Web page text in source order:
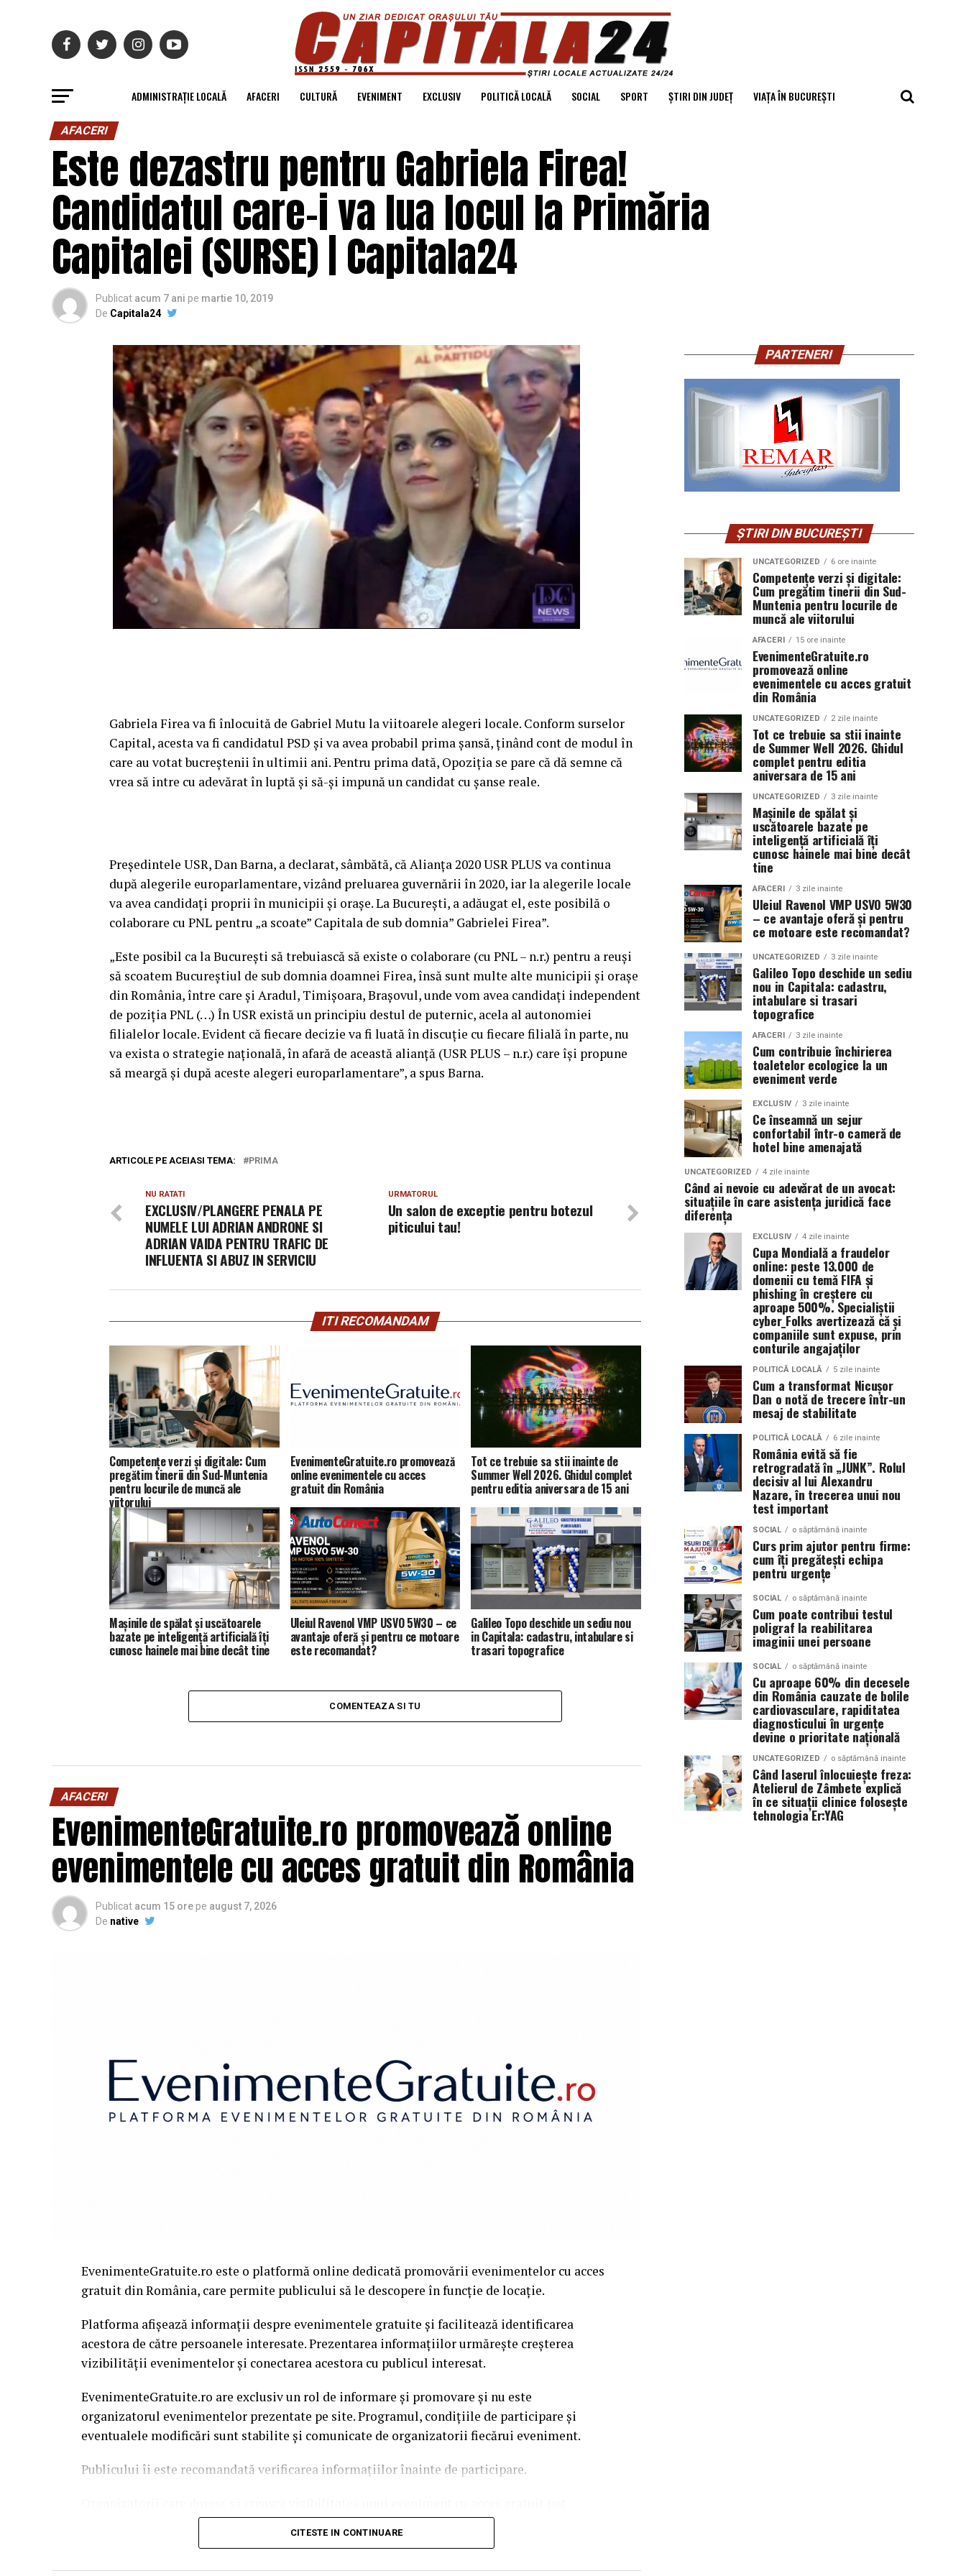
ADMINISTRAȚIE LOCALĂ AFACERI CULTURĂ EVENIMENT EXCLUSIV POLITICĂ LOCALĂ SOCIAL SPORT ȘTIRI DIN JUDEȚ VIAȚA ÎN BUCUREȘTI
AFACERI
Este dezastru pentru Gabriela Firea!
Candidatul care-i va lua locul la Primăria
Capitalei (SURSE) | Capitala24
Publicat acum 7 ani pe martie 10, 2019
De Capitala24
Gabriela Firea va fi înlocuită de Gabriel Mutu la viitoarele alegeri locale. Conform surselor
Capital, acesta va fi candidatul PSD și va avea probabil prima șansă, ținând cont de modul în
care au votat bucreștenii în ultimii ani. Pentru prima dată, Opoziția se pare că dă semne că
vrea să intre cu adevărat în luptă și să-și impună un candidat cu șanse reale.
Preşedintele USR, Dan Barna, a declarat, sâmbătă, că Alianţa 2020 USR PLUS va continua
după alegerile europarlamentare, vizând preluarea guvernării în 2020, iar la alegerile locale
va avea candidaţi proprii în municipii şi oraşe. La Bucureşti, a adăugat el, este posibilă o
colaborare cu PNL pentru „a scoate” Capitala de sub domnia” Gabrielei Firea”.
„Este posibil ca la Bucureşti să trebuiască să existe o colaborare (cu PNL – n.r.) pentru a reuşi
să scoatem Bucureştiul de sub domnia doamnei Firea, însă sunt multe alte municipii şi oraşe
din România, între care şi Aradul, Timişoara, Braşovul, unde vom avea candidaţi independent
de poziţia PNL (…) În USR există un principiu destul de puternic, acela al autonomiei
filialelor locale. Evident că fiecare decizie va fi luată în discuţie cu fiecare filială în parte, nu
va exista o strategie naţională, în afară de această alianţă (USR PLUS – n.r.) care îşi propune
să meargă şi după aceste alegeri europarlamentare”, a spus Barna.
ARTICOLE PE ACEIASI TEMA: PRIMA
URMATORUL
Un salon de exceptie pentru botezul
piticului tau!
NU RATATI
EXCLUSIV/PLANGERE PENALA PE
NUMELE LUI ADRIAN ANDRONE SI
ADRIAN VAIDA PENTRU TRAFIC DE
INFLUENTA SI ABUZ IN SERVICIU
ITI RECOMANDAM
Competențe verzi și digitale: Cum
pregătim tinerii din Sud-Muntenia
pentru locurile de muncă ale
viitorului
EvenimenteGratuite.ro promovează
online evenimentele cu acces
gratuit din România
Tot ce trebuie sa stii inainte de
Summer Well 2026. Ghidul complet
pentru editia aniversara de 15 ani
Mașinile de spălat și uscătoarele
bazate pe inteligență artificială îți
cunosc hainele mai bine decât tine
Uleiul Ravenol VMP USVO 5W30 – ce
avantaje oferă și pentru ce motoare
este recomandat?
Galileo Topo deschide un sediu nou
in Capitala: cadastru, intabulare si
trasari topografice
COMENTEAZA SI TU
AFACERI
EvenimenteGratuite.ro promovează online
evenimentele cu acces gratuit din România
Publicat acum 15 ore pe august 7, 2026
De native
EvenimenteGratuite.ro este o platformă online dedicată promovării evenimentelor cu acces
gratuit din România, care permite publicului să le descopere în funcție de locație.
Platforma afișează informații despre evenimentele gratuite și facilitează identificarea
acestora de către persoanele interesate. Prezentarea informațiilor urmărește creșterea
vizibilității evenimentelor și conectarea acestora cu publicul interesat.
EvenimenteGratuite.ro are exclusiv un rol de informare și promovare și nu este
organizatorul evenimentelor prezentate pe site. Programul, condițiile de participare și
eventualele modificări sunt stabilite și comunicate de organizatorii fiecărui eveniment.
Publicului îi este recomandată verificarea informațiilor înainte de participare.
solicita o ofertă de promovare din partea echipei EvenimenteGratuite.ro. Adresa de contact
CITESTE IN CONTINUARE
PARTENERI
ȘTIRI DIN BUCUREȘTI
UNCATEGORIZED 6 ore inainte
Competențe verzi și digitale:
Cum pregătim tinerii din Sud-
Muntenia pentru locurile de
muncă ale viitorului
AFACERI 15 ore inainte
EvenimenteGratuite.ro
promovează online
evenimentele cu acces gratuit
din România
UNCATEGORIZED 2 zile inainte
Tot ce trebuie sa stii inainte
de Summer Well 2026. Ghidul
complet pentru editia
aniversara de 15 ani
UNCATEGORIZED 3 zile inainte
Mașinile de spălat și
uscătoarele bazate pe
inteligență artificială îți
cunosc hainele mai bine decât
tine
AFACERI 3 zile inainte
Uleiul Ravenol VMP USVO 5W30
– ce avantaje oferă și pentru
ce motoare este recomandat?
UNCATEGORIZED 3 zile inainte
Galileo Topo deschide un sediu
nou in Capitala: cadastru,
intabulare si trasari
topografice
AFACERI 3 zile inainte
Cum contribuie închirierea
toaletelor ecologice la un
eveniment verde
EXCLUSIV 3 zile inainte
Ce înseamnă un sejur
confortabil într-o cameră de
hotel bine amenajată
UNCATEGORIZED 4 zile inainte
Când ai nevoie cu adevărat de un avocat:
situațiile în care asistența juridică face
diferența
EXCLUSIV 4 zile inainte
Cupa Mondială a fraudelor
online: peste 13.000 de
domenii cu temă FIFA și
phishing în creștere cu
aproape 500%. Specialiștii
cyber_Folks avertizează că și
companiile sunt expuse, prin
conturile angajaților
POLITICĂ LOCALĂ 5 zile inainte
Cum a transformat Nicușor
Dan o notă de trecere într-un
mesaj de stabilitate
POLITICĂ LOCALĂ 6 zile inainte
România evită să fie
retrogradată în „JUNK”. Rolul
decisiv al lui Alexandru
Nazare, în trecerea unui nou
test important
SOCIAL o săptămână inainte
Curs prim ajutor pentru firme:
cum îți pregătești echipa
pentru urgențe
SOCIAL o săptămână inainte
Cum poate contribui testul
poligraf la reabilitarea
imaginii unei persoane
SOCIAL o săptămână inainte
Cu aproape 60% din decesele
din România cauzate de bolile
cardiovasculare, rapiditatea
diagnosticului în urgențe
devine o prioritate națională
UNCATEGORIZED o săptămână inainte
Când laserul înlocuiește freza:
Atelierul de Zâmbete explică
în ce situații clinice folosește
tehnologia Er:YAG